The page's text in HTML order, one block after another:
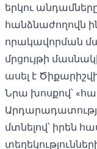
երկու
հանձնաժողովն
որակավորման
մրցույթի
ասել է
Նրա խոսքով՝
մտնելով՝ իրեն